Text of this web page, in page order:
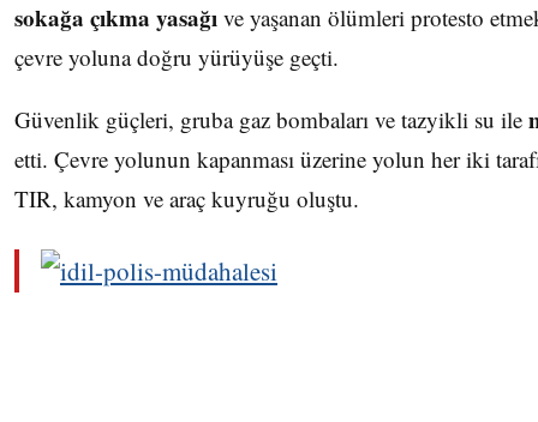
sokağa çıkma yasağı ve yaşanan ölümleri protesto
çevre yoluna doğru yürüyüşe geçti.
Güvenlik güçleri, gruba gaz bombaları ve tazyikli su ile
etti. Çevre yolunun kapanması üzerine yolun her iki
TIR, kamyon ve araç kuyruğu oluştu.